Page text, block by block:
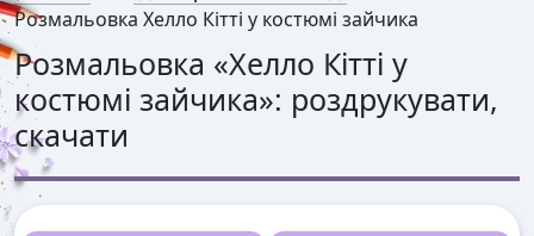
Розмальовка Хелло Кітті у костюмі зайчика
Розмальовка «Хелло Кітті у
костюмі зайчика»: роздрукувати,
скачати